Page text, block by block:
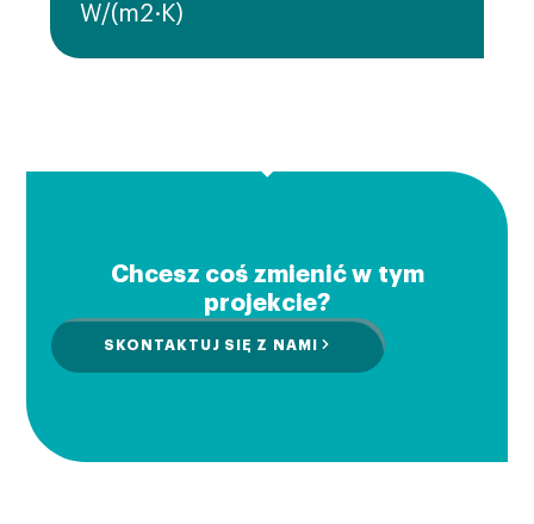
W/(m2·K)
Chcesz coś zmienić w tym
projekcie?
SKONTAKTUJ SIĘ Z NAMI